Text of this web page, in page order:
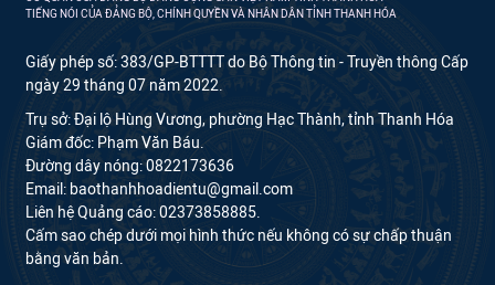
TIẾNG NÓI CỦA ĐẢNG BỘ, CHÍNH QUYỀN VÀ NHÂN DÂN TỈNH THANH HÓA
Giấy phép số: 383/GP-BTTTT do Bộ Thông tin - Truyền thông Cấp
ngày 29 tháng 07 năm 2022.
Trụ sở: Đại lộ Hùng Vương, phường Hạc Thành, tỉnh Thanh Hóa
Giám đốc: Phạm Văn Báu.
Đường dây nóng: 0822173636
Email: baothanhhoadientu@gmail.com
Liên hệ Quảng cáo: 02373858885.
Cấm sao chép dưới mọi hình thức nếu không có sự chấp thuận
bằng văn bản.